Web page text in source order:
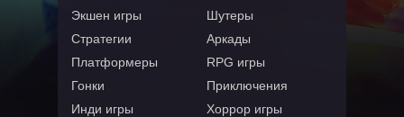
Экшен игры
Шутеры
Стратегии
Аркады
Платформеры
RPG игры
Гонки
Приключения
Инди игры
Хоррор игры